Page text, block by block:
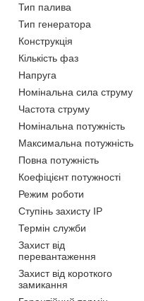
Тип палива
Тип генератора
Конструкція
Кількість фаз
Напруга
Номінальна сила струму
Частота струму
Номінальна потужність
Максимальна потужність
Повна потужність
Коефіцієнт потужності
Режим роботи
Ступінь захисту IP
Термін служби
Захист від
перевантаження
Захист від короткого
замикання